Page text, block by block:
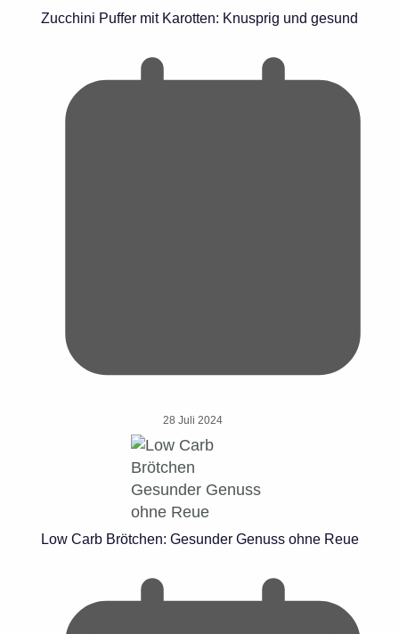
Zucchini Puffer mit Karotten: Knusprig und gesund
28 Juli 2024
Low Carb Brötchen: Gesunder Genuss ohne Reue